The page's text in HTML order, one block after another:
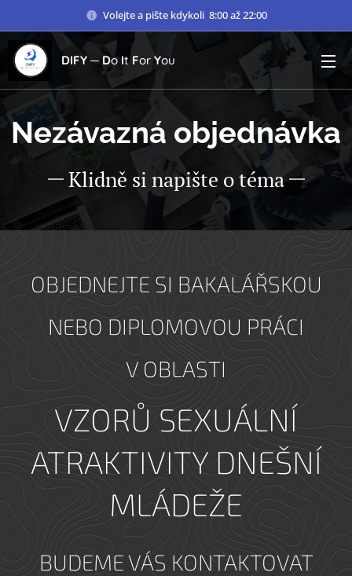
Volejte a pište kdykoli 8:00 až 22:00
DIFY ─ Do ItForYou
Nezávazná objednávka
Klidně si napište o téma
OBJEDNEJTE SI BAKALÁŘSKOU
NEBO DIPLOMOVOU PRÁCI
V OBLASTI
VZORŮ SEXUÁLNÍ
ATRAKTIVITY DNEŠNÍ
MLÁDEŽE
BUDEME VÁS KONTAKTOVAT